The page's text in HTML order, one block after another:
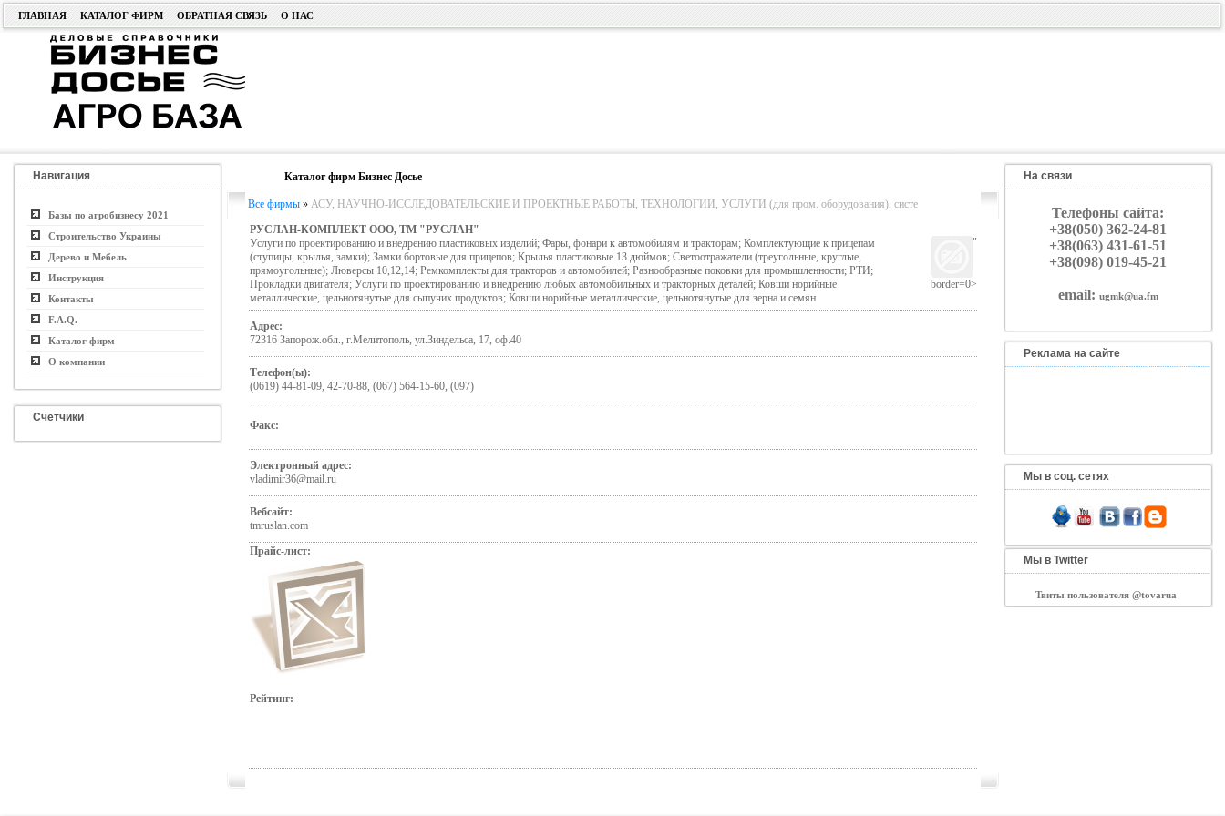
ГЛАВНАЯ КАТАЛОГ ФИРМ ОБРАТНАЯ СВЯЗЬ О НАС
Навигация
Базы по агробизнесу 2021
Строительство Украины
Дерево и Мебель
Инструкция
Контакты
F.A.Q.
Каталог фирм
О компании
Счётчики
Каталог фирм Бизнес Досье
Все фирмы» АСУ, НАУЧНО-ИССЛЕДОВАТЕЛЬСКИЕ И ПРОЕКТНЫЕ РАБОТЫ, ТЕХНОЛОГИИ, УСЛУГИ (для пром. оборудования), систе
РУСЛАН-КОМПЛЕКТ ООО, ТМ "РУСЛАН"
Услуги по проектированию и внедрению пластиковых изделий; Фары, фонари к автомобилям и тракторам; Комплектующие к прицепам
(ступицы, крылья, замки); Замки бортовые для прицепов; Крылья пластиковые 13 дюймов; Светоотражатели (треугольные, круглые,
прямоугольные); Люверсы 10,12,14; Ремкомплекты для тракторов и автомобилей; Разнообразные поковки для промышленности; РТИ;
Прокладки двигателя; Услуги по проектированию и внедрению любых автомобильных и тракторных деталей; Ковши норийные
металлические, цельнотянутые для сыпучих продуктов; Ковши норийные металлические, цельнотянутые для зерна и семян
"
border=0>
Адрес:
72316 Запорож.обл., г.Мелитополь, ул.Зиндельса, 17, оф.40
Телефон(ы):
(0619) 44-81-09, 42-70-88, (067) 564-15-60, (097)
Факс:
Электронный адрес:
vladimir36@mail.ru
Вебсайт:
tmruslan.com
Прайс-лист:
Рейтинг:
На связи
Телефоны сайта:
+38(050) 362-24-81
+38(063) 431-61-51
+38(098) 019-45-21
email: ugmk@ua.fm
Реклама на сайте
Мы в соц. сетях
Мы в Twitter
Твиты пользователя @tovarua